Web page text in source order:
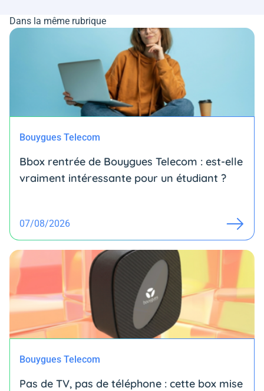
Dans la même rubrique
Bouygues Telecom
Bbox rentrée de Bouygues Telecom : est-elle
vraiment intéressante pour un étudiant ?
07/08/2026
Bouygues Telecom
Pas de TV, pas de téléphone : cette box mise